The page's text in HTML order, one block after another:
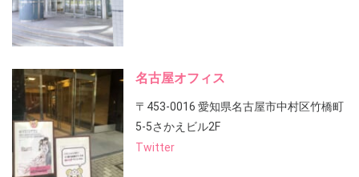
名古屋オフィス
〒453-0016 愛知県名古屋市中村区竹橋町
5-5さかえビル2F
Twitter